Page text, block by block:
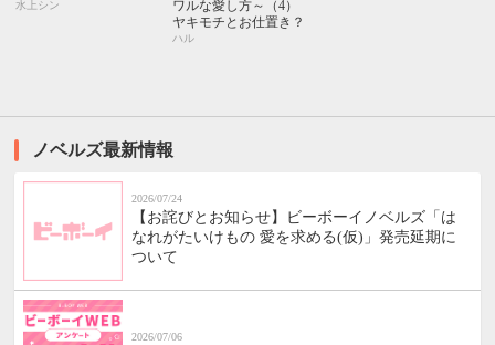
水上シン
ワルな愛し方～（4）
ヤキモチとお仕置き？
ハル
ノベルズ最新情報
2026/07/24
【お詫びとお知らせ】ビーボーイノベルズ「は
なれがたいけもの 愛を求める(仮)」発売延期に
ついて
2026/07/06